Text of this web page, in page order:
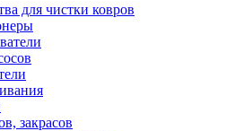
для чистки ковров
закрасов